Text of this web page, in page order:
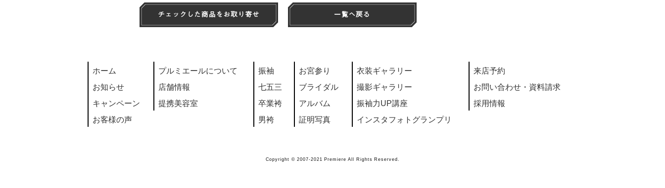
ホーム
お知らせ
キャンペーン
お客様の声
プルミエールについて
店舗情報
提携美容室
振袖
七五三
卒業袴
男袴
お宮参り
ブライダル
アルバム
証明写真
衣装ギャラリー
撮影ギャラリー
振袖力UP講座
インスタフォトグランプリ
来店予約
お問い合わせ・資料請求
採用情報
Copyright © 2007-2021 Premiere All Rights Reserved.